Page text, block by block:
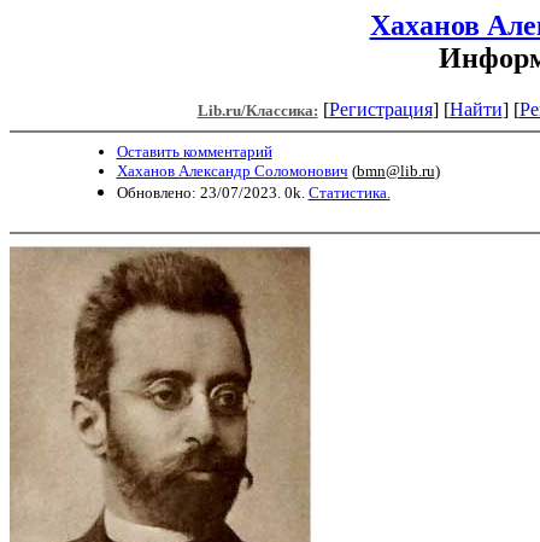
Хаханов
Lib.ru/Классика: [Регистрация] [Найти] [
Оставить комментарий
Хаханов Александр Соломонович (bmn@lib.ru)
Обновлено: 23/07/2023. 0k. Статистика.